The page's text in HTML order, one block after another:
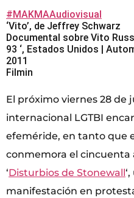
#MAKMAAudiovisual
‘Vito’, de Jeffrey Schwarz
Documental sobre Vito
93 ‘, Estados Unidos |
2011
Filmin
El próximo viernes 28 de
internacional LGTBI
efeméride, en tanto que
conmemora el cincuenta
‘Disturbios de Stonewall
manifestación en